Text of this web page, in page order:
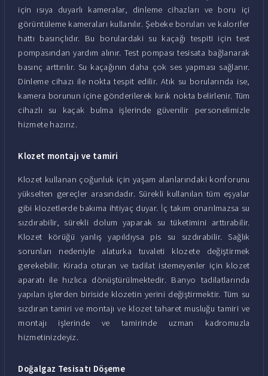
için ısıya duyarlı kameralar, dinleme cihazları ve boru içi
görüntüleme kameraları kullanılır. Şebeke boruları ve kalorifer
hattı basınçlıdır. Bu borulardaki su kaçağı tespiti için test
pompasından yardım alınır. Test pompası tesisata bağlanarak
basınç arttırılır. Su kaçağının daha çok ses yapması sağlanır.
Dinleme cihazı ile nokta tespit edilir. Atık su borularında ise,
kamera borunun içine gönderilerek kırık nokta belirlenir. Tüm
cihazlı su kaçak bulma işlerinde güvenilir personelimizle
hizmete hazırız.
Klozet montajı ve tamiri
Klozet kullanan çoğunluk için yaşam alanlarındaki konforunu
yükselten gereçler arasındadır. Sürekli kullanılan tüm eşyalar
gibi klozetlerde bakıma ihtiyaç duyar. İç takım onarılmazsa su
sızdırabilir, sürekli dolum yaparak su tüketimini arttırabilir.
Klozet körüğü yanlış yapıldıysa pis su sızdırabilir. Sağlık
sorunları nedeniyle alaturka tuvaleti klozete değiştirmek
gerekebilir. Kirada oturan ve tadilat istemeyenler için klozet
aparatı ile hızlıca dönüştürülmektedir. Banyo tadilatlarında
yapılan işlerden biriside klozetin yerini değiştirmektir. Tüm su
sızdıran tamiri ve montajı ve klozet taharet musluğu tamiri ve
montajı işlerinde ve tamirinde uzman kadromuzla
hizmetinizdeyiz.
Doğalgaz Tesisatı Döşeme